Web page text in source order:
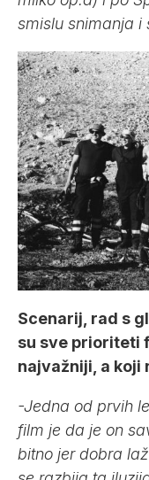
smislu snimanja i
Scenarij, rad s
su sve prioriteti
najvažniji, a koji
-Jedna od prvih
film je da je on
bitno jer dobra